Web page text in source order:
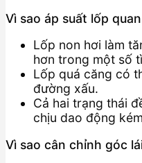
Vì sao áp suất lốp
Lốp non hơi làm
hơn trong một số
Lốp quá căng có
đường xấu.
Cả hai trạng thái
chịu dao động
Vì sao cân chỉnh góc